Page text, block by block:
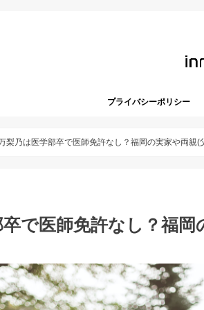
プライバシーポリシー
梨乃は医学部卒で医師免許なし？福岡の実家や両親(
で医師免許なし？福岡